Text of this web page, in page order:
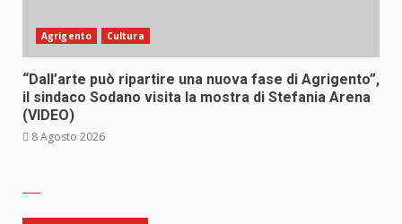
Agrigento Cultura
“Dall’arte può ripartire una nuova fase di Agrigento”,
il sindaco Sodano visita la mostra di Stefania Arena
(VIDEO)
8 Agosto 2026